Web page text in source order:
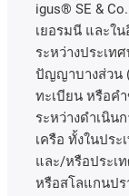
igus® SE &
เยอรมนี และใ
ระหว่างประเท
ปัญญาบางส่วน
ทะเบียน หรือค
ระหว่างดำเนิน
เครือ ทั้งในประ
และ/หรือประเ
หรือสโลแกนปร